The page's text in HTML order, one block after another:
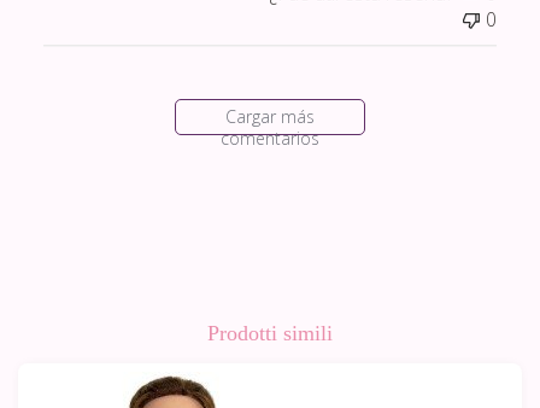
0
Cargar más
comentarios
Prodotti simili